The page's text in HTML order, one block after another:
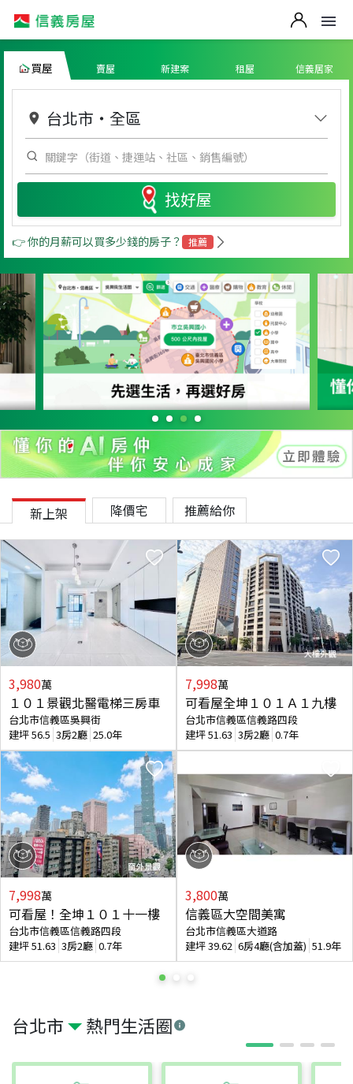
買屋 賣屋 新建案 租屋 信義居家
台北市 ・ 全區
找好屋
👉 你的月薪可以買多少錢的房子？ 推薦
台北市 熱門生活圈
新上架 降價宅 推薦給你
3,980萬
１０１景觀北醫電梯三房車
台北市信義區吳興街
建坪56.5 3房2廳 25.0年
7,998萬
可看屋！全坤１０１十一樓
台北市信義區信義路四段
建坪51.63 3房2廳 0.7年
7,998萬
可看屋全坤１０１Ａ１九樓
台北市信義區信義路四段
建坪51.63 3房2廳 0.7年
3,800萬
信義區大空間美寓
台北市信義區大道路
建坪39.62 6房4廳(含加蓋) 51.9年